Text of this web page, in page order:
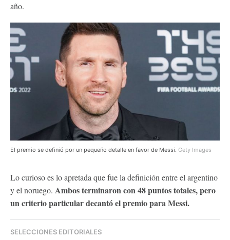
año.
El premio se definió por un pequeño detalle en favor de Messi. Gety Images
Lo curioso es lo apretada que fue la definición entre el argentino
y el noruego. Ambos terminaron con 48 puntos totales, pero
un criterio particular decantó el premio para Messi.
SELECCIONES EDITORIALES